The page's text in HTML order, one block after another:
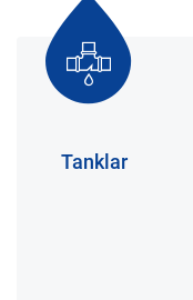
Tanklar